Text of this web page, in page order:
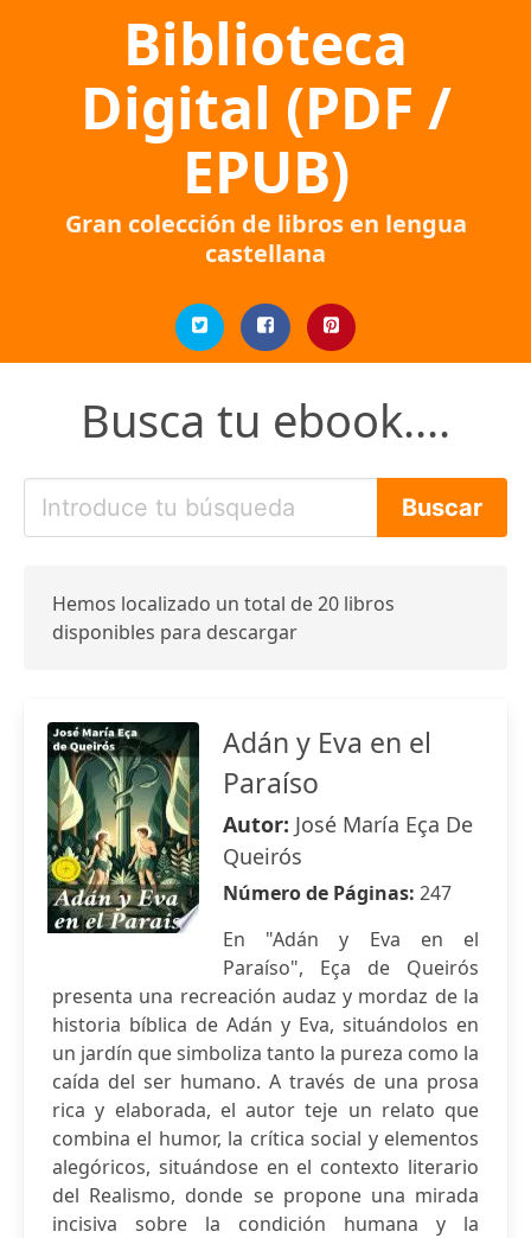
Biblioteca
Digital (PDF /
EPUB)
Gran colección de libros en lengua
castellana
Busca tu ebook....
Hemos localizado un total de 20 libros
disponibles para descargar
Adán y Eva en el
Paraíso
Autor: José María Eça De
Queirós
Número de Páginas: 247
En "Adán y Eva en el
Paraíso", Eça de Queirós
presenta una recreación audaz y mordaz de la
historia bíblica de Adán y Eva, situándolos en
un jardín que simboliza tanto la pureza como la
caída del ser humano. A través de una prosa
rica y elaborada, el autor teje un relato que
combina el humor, la crítica social y elementos
alegóricos, situándose en el contexto literario
del Realismo, donde se propone una mirada
incisiva sobre la condición humana y la